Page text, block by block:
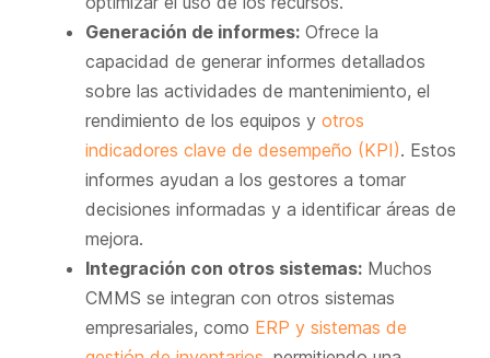
Generación de informes: Ofrece la
capacidad de generar informes detallados
sobre las actividades de mantenimiento, el
rendimiento de los equipos y otros
indicadores clave de desempeño (KPI). Estos
informes ayudan a los gestores a tomar
decisiones informadas y a identificar áreas de
mejora.
Integración con otros sistemas: Muchos
CMMS se integran con otros sistemas
empresariales, como ERP y sistemas de